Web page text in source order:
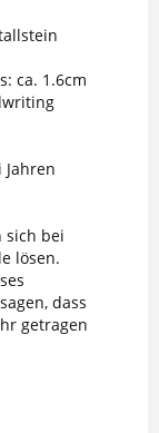
ca. 1.6cm
sich bei
lösen.
dass
getragen